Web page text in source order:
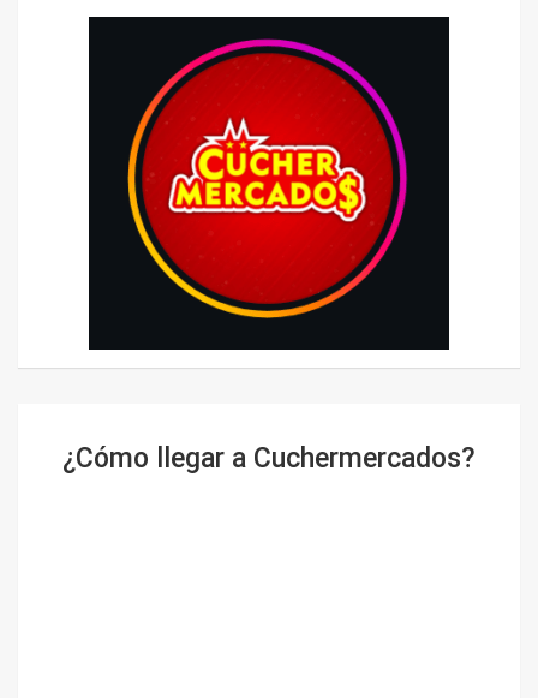
¿Cómo llegar a Cuchermercados?